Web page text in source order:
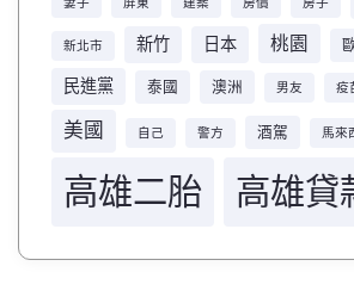
妻子 屏東 建案 房價 房子
新北市 新竹 日本 桃園
民進黨 泰國 澳洲 男友 疫
美國 自己 警方 酒駕 馬來
高雄二胎 高雄貸